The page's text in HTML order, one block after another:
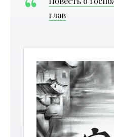
глав